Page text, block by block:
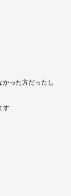
った方だったし
す